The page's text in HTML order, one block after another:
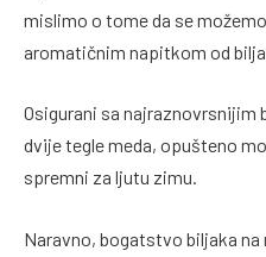
mislimo o tome da se
aromatičnim napitkom od
Osigurani sa najraznovrsnijim
dvije tegle meda, opušteno
spremni za ljutu zimu.
Naravno, bogatstvo biljaka